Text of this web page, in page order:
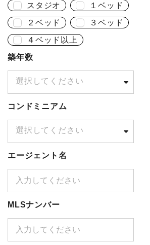
スタジオ
１ベッド
２ベッド
３ベッド
４ベッド以上
築年数
選択してください
コンドミニアム
選択してください
エージェント名
MLSナンバー